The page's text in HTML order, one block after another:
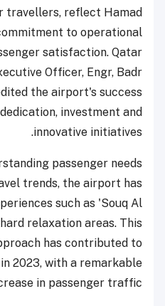
travellers, reflect Hamad
to operational
satisfaction. Qatar
Officer, Engr, Badr
the airport's success
investment and
innovative initiatives.
passenger needs
trends, the airport has
such as 'Souq Al
relaxation areas. This
has contributed to
2023, with a remarkable
in passenger traffic.